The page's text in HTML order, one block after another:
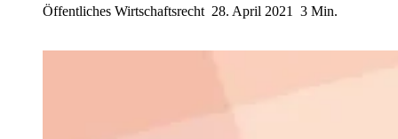
Öffentliches Wirtschaftsrecht 28. April 2021 3 Min.